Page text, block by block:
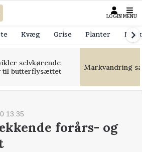
LOGIN MENU
Kvæg Grise Planter
selvkørende
til butterflysættet
Markvandring
13:35
forårs- og